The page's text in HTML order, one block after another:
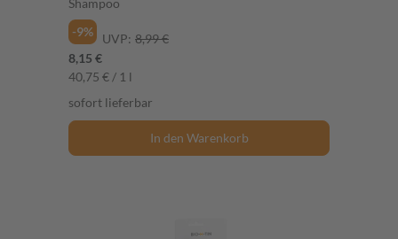
-9%
UVP: 8,99 €
8,15 €
40,75 € / 1 l
sofort lieferbar
In den Warenkorb